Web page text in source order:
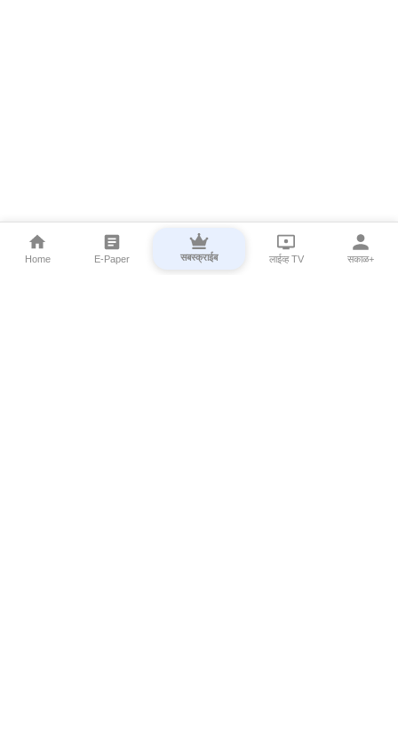
Home E-Paper सबस्क्राईब लाईव्ह TV सकाळ+